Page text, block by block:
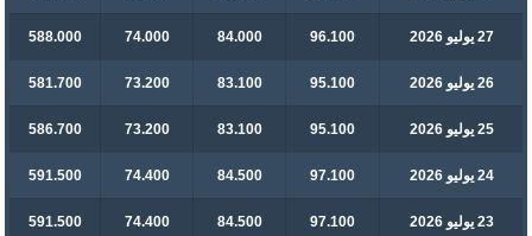
27 يوليو 2026 96.100
84.000
74.000
588.000
26 يوليو 2026 95.100
83.100
73.200
581.700
25 يوليو 2026 95.100
83.100
73.200
586.700
24 يوليو 2026 97.100
84.500
74.400
591.500
23 يوليو 2026 97.100
84.500
74.400
591.500